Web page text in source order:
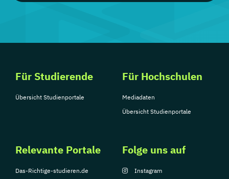
Für Studierende
Übersicht Studienportale
Für Hochschulen
Mediadaten
Übersicht Studienportale
Relevante Portale
Das-Richtige-studieren.de
Folge uns auf
Instagram